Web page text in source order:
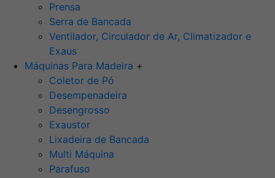
Prensa
Serra de Bancada
Ventilador, Circulador de Ar, Climatizador e
Exaus
Máquinas Para Madeira +
Coletor de Pó
Desempenadeira
Desengrosso
Exaustor
Lixadeira de Bancada
Multi Máquina
Parafuso